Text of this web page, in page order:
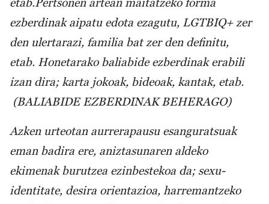
ezberdinak aipatu edota ezagutu, LGTBIQ+ zer
den ulertarazi, familia bat zer den definitu,
etab. Honetarako baliabide ezberdinak erabili
izan dira; karta jokoak, bideoak, kantak, etab.
(BALIABIDE EZBERDINAK BEHERAGO)
Azken urteotan aurrerapausu esanguratsuak
eman badira ere, aniztasunaren aldeko
ekimenak burutzea ezinbestekoa da; sexu-
identitate, desira orientazioa, harremantzeko